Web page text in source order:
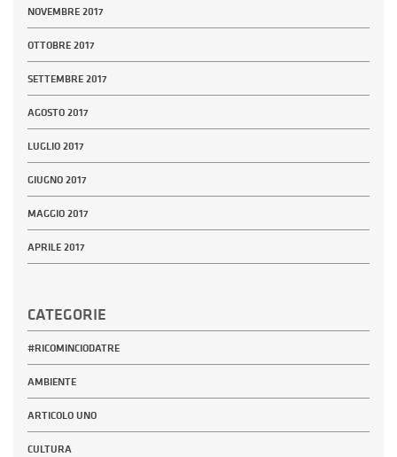
NOVEMBRE 2017
OTTOBRE 2017
SETTEMBRE 2017
AGOSTO 2017
LUGLIO 2017
GIUGNO 2017
MAGGIO 2017
APRILE 2017
CATEGORIE
#RICOMINCIODATRE
AMBIENTE
ARTICOLO UNO
CULTURA